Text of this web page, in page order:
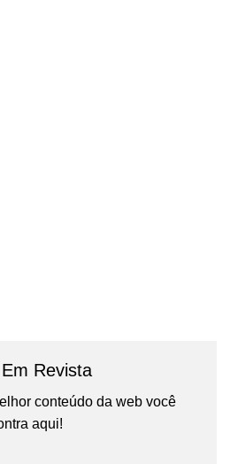
Revista
conteúdo da web você
aqui!